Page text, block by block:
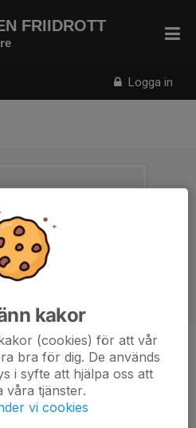
Logga in
FRIIDROTT
kakor
(cookies) för att vår
bra för dig. De används
i syfte att hjälpa oss att
våra tjänster.
vi cookies